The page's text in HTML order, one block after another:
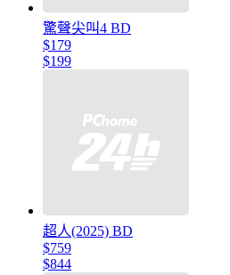
驚聲尖叫4 BD
$179
$199
超人(2025) BD
$759
$844